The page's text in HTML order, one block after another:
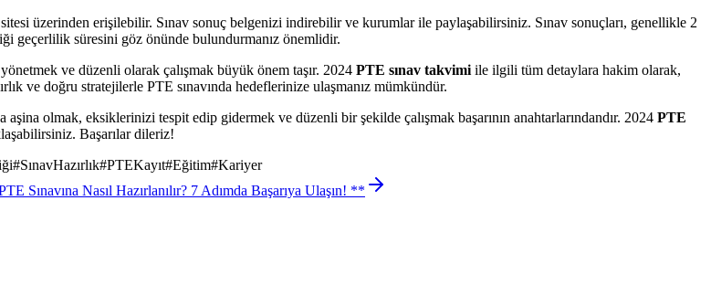
üzerinden erişilebilir. Sınav sonuç belgenizi indirebilir ve kurumlar ile paylaşabilirsiniz. Sınav sonuçları, genellikle 2
geçerlilik süresini göz önünde bulundurmanız önemlidir.
ve düzenli olarak çalışmak büyük önem taşır. 2024 PTE sınav takvimi ile ilgili tüm detaylara hakim olarak,
ve doğru stratejilerle PTE sınavında hedeflerinize ulaşmanız mümkündür.
aşina olmak, eksiklerinizi tespit edip gidermek ve düzenli bir şekilde çalışmak başarının anahtarlarındandır. 2024 PTE
Başarılar dileriz!
#SınavHazırlık#PTEKayıt#Eğitim#Kariyer
Sınavına Nasıl Hazırlanılır? 7 Adımda Başarıya Ulaşın! **